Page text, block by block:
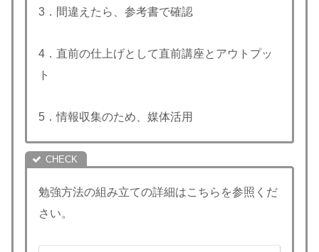
3．間違えたら、参考書で確認
4．直前の仕上げとして直前講座とアウトプッ
ト
5．情報収集のため、媒体活用
勉強方法の組み立ての詳細はこちらを参照くだ
さい。